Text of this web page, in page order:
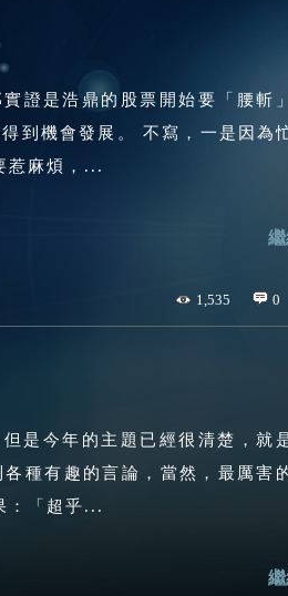
證是浩鼎的股票開始要「腰斬
到機會發展。 不寫，一是因為
惹麻煩，...
1,535 0
是今年的主題已經很清楚，就
種有趣的言論，當然，最厲害
：「超乎...